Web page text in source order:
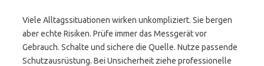
Viele Alltagssituationen wirken unkompliziert. Sie bergen
aber echte Risiken. Prüfe immer das Messgerät vor
Gebrauch. Schalte und sichere die Quelle. Nutze passende
Schutzausrüstung. Bei Unsicherheit ziehe professionelle